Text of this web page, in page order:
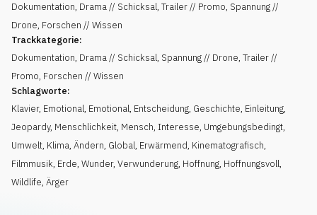
Dokumentation, Drama // Schicksal, Trailer // Promo, Spannung //
Drone, Forschen // Wissen
Trackkategorie:
Dokumentation, Drama // Schicksal, Spannung // Drone, Trailer //
Promo, Forschen // Wissen
Schlagworte:
Klavier, Emotional, Emotional, Entscheidung, Geschichte, Einleitung,
Jeopardy, Menschlichkeit, Mensch, Interesse, Umgebungsbedingt,
Umwelt, Klima, Ändern, Global, Erwärmend, Kinematografisch,
Filmmusik, Erde, Wunder, Verwunderung, Hoffnung, Hoffnungsvoll,
Wildlife, Ärger